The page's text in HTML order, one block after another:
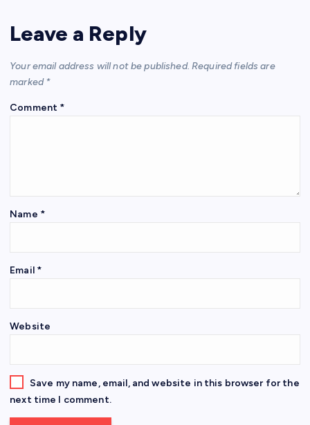
Leave a Reply
Your email address will not be published. Required fields are
marked *
Comment *
Name *
Email *
Website
Save my name, email, and website in this browser for the
next time I comment.